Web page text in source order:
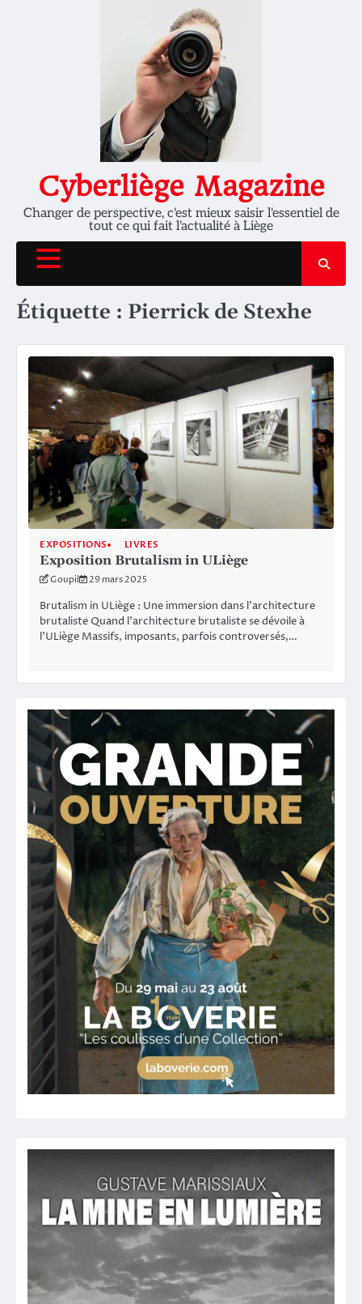
Cyberliège Magazine
Changer de perspective, c'est mieux saisir l'essentiel de
tout ce qui fait l'actualité à Liège
Étiquette : Pierrick de Stexhe
EXPOSITIONS LIVRES
Exposition Brutalism in ULiège
Goupil 29 mars 2025
Brutalism in ULiège : Une immersion dans l’architecture
brutaliste Quand l’architecture brutaliste se dévoile à
l’ULiège Massifs, imposants, parfois controversés,…